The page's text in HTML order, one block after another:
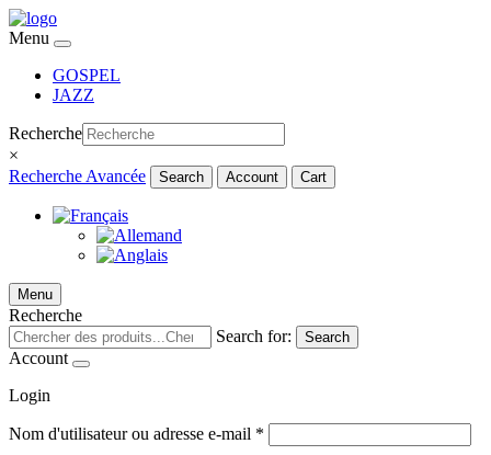
Menu
GOSPEL
JAZZ
Recherche
×
Recherche Avancée
Search Account Cart
Menu
Recherche
Search for:
Search
Account
Login
Nom d'utilisateur ou adresse e-mail *